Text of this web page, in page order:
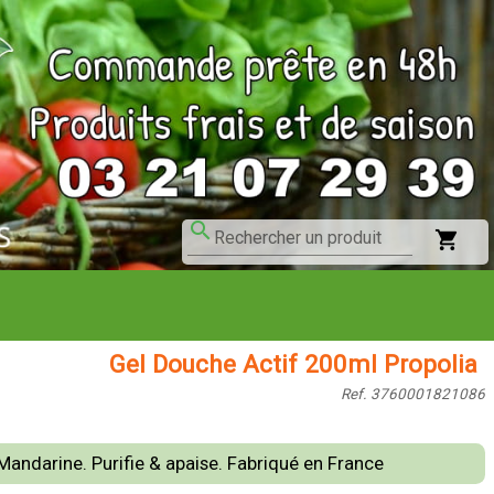
search Rechercher un produit shopping_cart
Gel Douche Actif 200ml Propolia
Ref. 3760001821086
Purifie & apaise. Fabriqué en France